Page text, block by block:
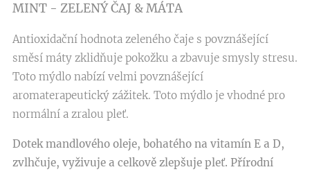
MINT - ZELENÝ ČAJ & MÁTA
Antioxidační hodnota zeleného čaje s povznášející
směsí máty zklidňuje pokožku a zbavuje smysly stresu.
Toto mýdlo nabízí velmi povznášející
aromaterapeutický zážitek. Toto mýdlo je vhodné pro
normální a zralou pleť.
Dotek mandlového oleje, bohatého na vitamín E a D,
zvlhčuje, vyživuje a celkově zlepšuje pleť. Přírodní